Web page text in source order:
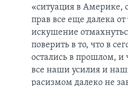
«ситуация в Америке,
прав все еще далека
искушение
поверить в то, что в
остались в прошлом, и
все наши усилия и
расизмом далеко не